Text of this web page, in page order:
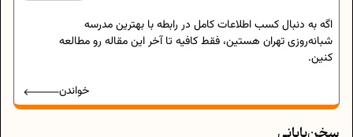
اگه به دنبال کسب اطلاعات کامل در رابطه با بهترین مدرسه
شبانه‌روزی تهران هستین، فقط کافیه تا آخر این مقاله رو مطالعه
کنین.
خواندن